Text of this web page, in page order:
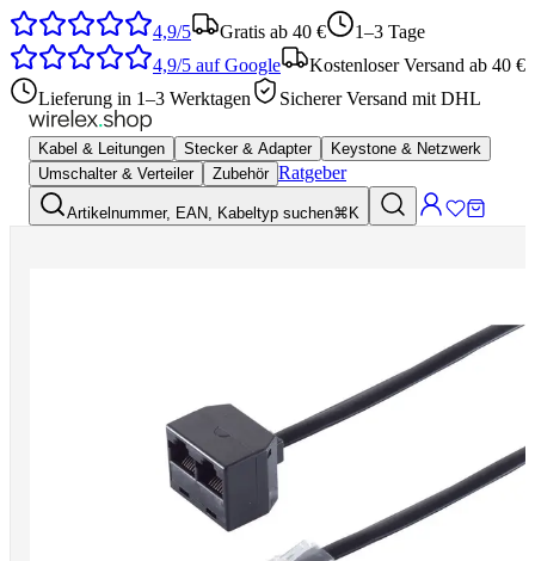
4,9/5 Gratis ab 40 €
1–3 Tage
4,9/5 auf Google
Kostenloser Versand ab 40 €
Lieferung in 1–3 Werktagen
Sicherer Versand mit DHL
Kabel & Leitungen Stecker & Adapter
Keystone & Netzwerk
Umschalter & Verteiler
Zubehör Ratgeber
Artikelnummer, EAN, Kabeltyp suchen⌘K